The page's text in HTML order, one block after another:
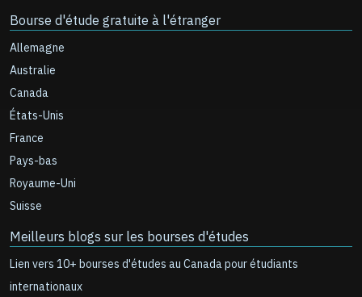
Bourse d'étude gratuite à l'étranger
Allemagne
Australie
Canada
États-Unis
France
Pays-bas
Royaume-Uni
Suisse
Meilleurs blogs sur les bourses d'études
Lien vers 10+ bourses d'études au Canada pour étudiants
internationaux